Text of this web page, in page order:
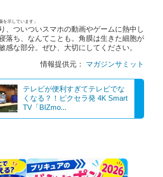
示しています」
、ついついスマホの動画やゲームに熱中し
落ち、なんてことも。角膜は生きた細胞が
な部分。ぜひ、大切にしてください。
情報提供元： マガジンサミット
テレビが便利すぎてテレビでな
くなる？！ピクセラ発 4K Smart
TV「BIZmo...